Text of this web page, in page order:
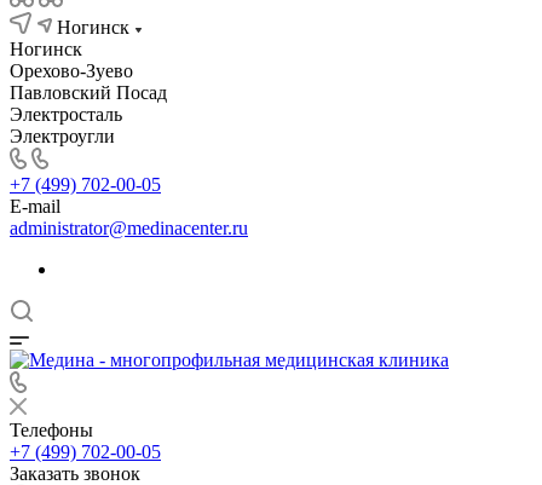
Ногинск
Ногинск
Орехово-Зуево
Павловский Посад
Электросталь
Электроугли
+7 (499) 702-00-05
E-mail
administrator@medinacenter.ru
Телефоны
+7 (499) 702-00-05
Заказать звонок